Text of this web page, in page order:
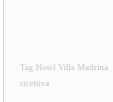
Tag Hotel Villa Madrina
ricettiva